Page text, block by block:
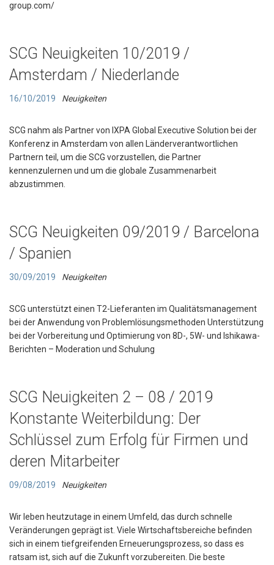
group.com/
SCG Neuigkeiten 10/2019 /
Amsterdam / Niederlande
16/10/2019 Neuigkeiten
SCG nahm als Partner von IXPA Global Executive Solution bei der
Konferenz in Amsterdam von allen Länderverantwortlichen
Partnern teil, um die SCG vorzustellen, die Partner
kennenzulernen und um die globale Zusammenarbeit
abzustimmen.
SCG Neuigkeiten 09/2019 / Barcelona
/ Spanien
30/09/2019 Neuigkeiten
SCG unterstützt einen T2-Lieferanten im Qualitätsmanagement
bei der Anwendung von Problemlösungsmethoden Unterstützung
bei der Vorbereitung und Optimierung von 8D-, 5W- und Ishikawa-
Berichten – Moderation und Schulung
SCG Neuigkeiten 2 – 08 / 2019
Konstante Weiterbildung: Der
Schlüssel zum Erfolg für Firmen und
deren Mitarbeiter
09/08/2019 Neuigkeiten
Wir leben heutzutage in einem Umfeld, das durch schnelle
Veränderungen geprägt ist. Viele Wirtschaftsbereiche befinden
sich in einem tiefgreifenden Erneuerungsprozess, so dass es
ratsam ist, sich auf die Zukunft vorzubereiten. Die beste